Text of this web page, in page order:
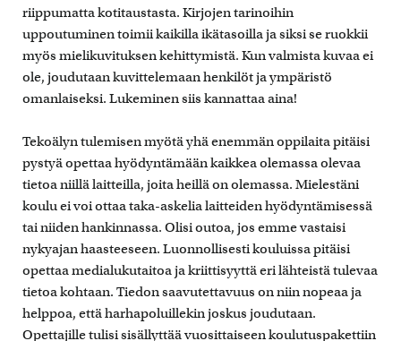
riippumatta kotitaustasta. Kirjojen tarinoihin
uppoutuminen toimii kaikilla ikätasoilla ja siksi se ruokkii
myös mielikuvituksen kehittymistä. Kun valmista kuvaa ei
ole, joudutaan kuvittelemaan henkilöt ja ympäristö
omanlaiseksi. Lukeminen siis kannattaa aina!
Tekoälyn tulemisen myötä yhä enemmän oppilaita pitäisi
pystyä opettaa hyödyntämään kaikkea olemassa olevaa
tietoa niillä laitteilla, joita heillä on olemassa. Mielestäni
koulu ei voi ottaa taka-askelia laitteiden hyödyntämisessä
tai niiden hankinnassa. Olisi outoa, jos emme vastaisi
nykyajan haasteeseen. Luonnollisesti kouluissa pitäisi
opettaa medialukutaitoa ja kriittisyyttä eri lähteistä tulevaa
tietoa kohtaan. Tiedon saavutettavuus on niin nopeaa ja
helppoa, että harhapoluillekin joskus joudutaan.
Opettajille tulisi sisällyttää vuosittaiseen koulutuspakettiin